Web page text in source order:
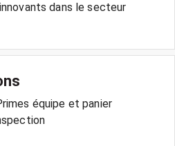
dans le secteur
équipe et panier